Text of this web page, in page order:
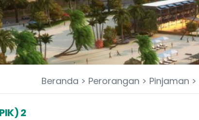
Beranda > Perorangan > Pinjaman >
2